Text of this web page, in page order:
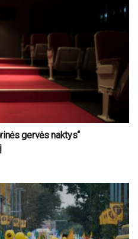
gervės naktys“